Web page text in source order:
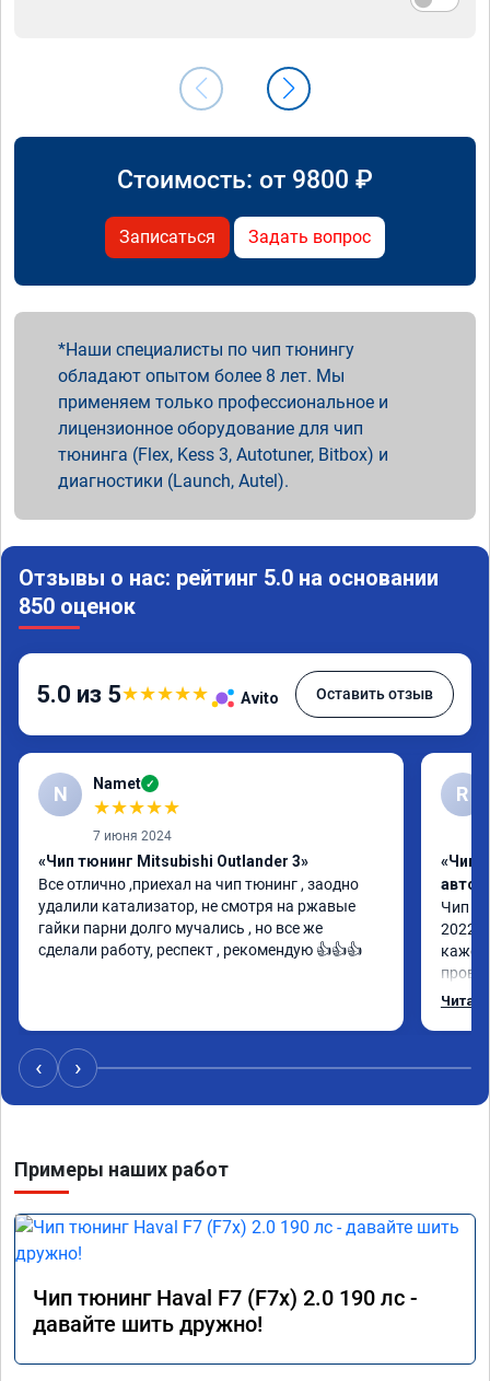
Стоимость: от 9800 ₽
Записаться Задать вопрос
Наши специалисты по чип тюнингу
обладают опытом более 8 лет. Мы
применяем только профессиональное и
лицензионное оборудование для чип
тюнинга (Flex, Kess 3, Autotuner, Bitbox) и
диагностики (Launch, Autel).
Отзывы о нас: рейтинг 5.0 на основании
850 оценок
5.0 из 5★★★★★ Avito Оставить отзыв
N Namet ✓
★★★★★
7 июня 2024
«Чип тюнинг Mitsubishi Outlander 3»
Все отлично ,приехал на чип тюнинг , заодно
удалили катализатор, не смотря на ржавые
гайки парни долго мучались , но все же
сделали работу, респект , рекомендую 👍👍👍
R
«Чип
Чип
2022
‹ ›
Примеры наших работ
Чип тюнинг Haval F7 (F7x) 2.0 190 лс -
давайте шить дружно!